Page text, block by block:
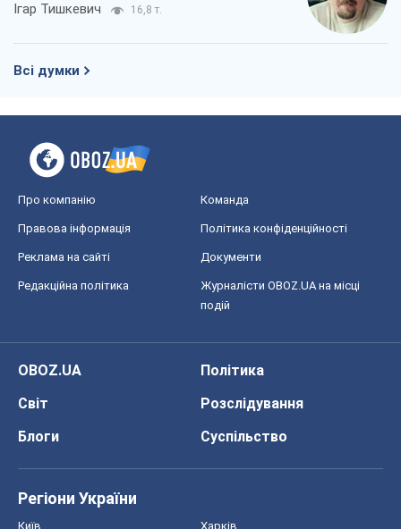
Ігар Тишкевич 16,8 т.
Всі думки
Про компанію Команда
Правова інформація Політика конфіденційності
Реклама на сайті Документи
Редакційна політика
Журналісти OBOZ.UA на місці
подій
OBOZ.UA
Політика
Світ
Розслідування
Блоги
Суспільство
Регіони України
Київ Харків